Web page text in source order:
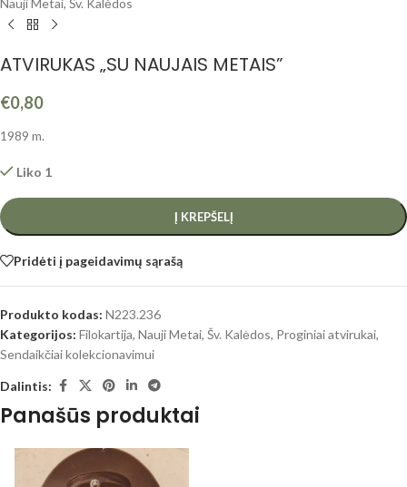
Nauji Metai, Šv. Kalėdos
ATVIRUKAS „SU NAUJAIS METAIS”
€0,80
1989 m.
Liko 1
Į KREPŠELĮ
Pridėti į pageidavimų sąrašą
Produkto kodas: N223.236
Kategorijos: Filokartija, Nauji Metai, Šv. Kalėdos, Proginiai atvirukai,
Sendaikčiai kolekcionavimui
Dalintis:
Panašūs produktai